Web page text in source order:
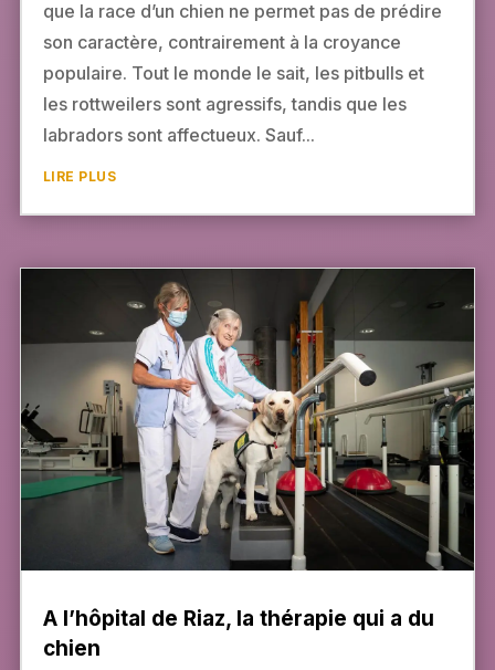
que la race d’un chien ne permet pas de prédire
son caractère, contrairement à la croyance
populaire. Tout le monde le sait, les pitbulls et
les rottweilers sont agressifs, tandis que les
labradors sont affectueux. Sauf...
LIRE PLUS
A l’hôpital de Riaz, la thérapie qui a du
chien